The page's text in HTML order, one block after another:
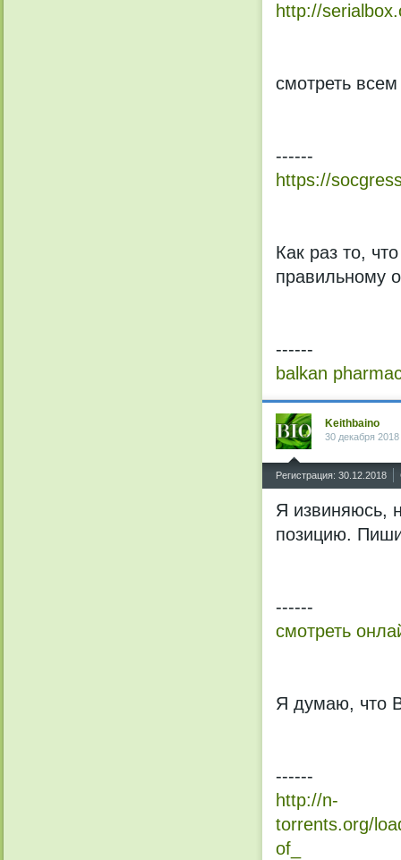
http://
смотреть всем
------
https://
Как раз то,
правильному
------
balkan
Keithbaino
30 декабря
Регистрация: 30.12.2018
Я извиняюсь,
позицию.
------
смотреть
Я думаю, что
------
http://n-
torrents.org/
of_